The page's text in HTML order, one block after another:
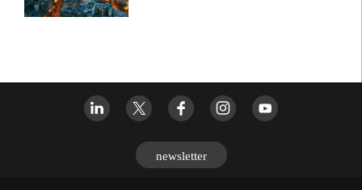
newsletter